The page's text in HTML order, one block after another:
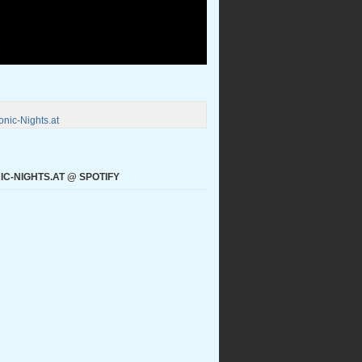
Nights.at
NIGHTS.AT @ SPOTIFY